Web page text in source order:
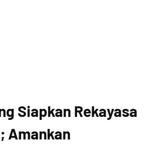
Siapkan Rekayasa
Amankan